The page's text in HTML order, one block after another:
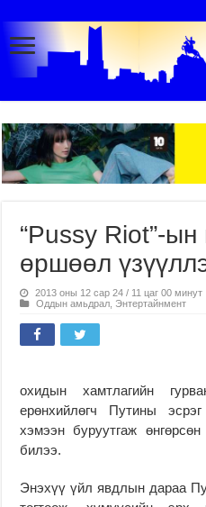
“Pussy Riot”-ын
өршөөл
2013 оны 12 сар 24 / 11 цаг 00 минут
Оддын амьдрал Энтертайнмент
охидын хамтлагийн
ерөнхийлөгч Путины
хэмээн буруутгаж
билээ.
Энэхүү үйл явдлын дараа